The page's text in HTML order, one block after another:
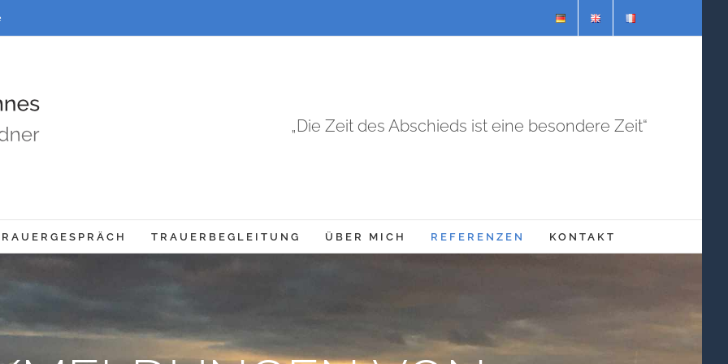
„Die Zeit des Abschieds ist eine besondere Zeit“
TRAUERBEGLEITUNG ÜBER MICH REFERENZEN KONTAKT